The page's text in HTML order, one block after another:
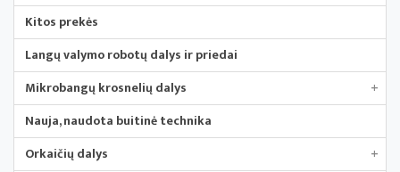
Kitos prekės
Langų valymo robotų dalys ir priedai
Mikrobangų krosnelių dalys
+
Nauja, naudota buitinė technika
Orkaičių dalys
+